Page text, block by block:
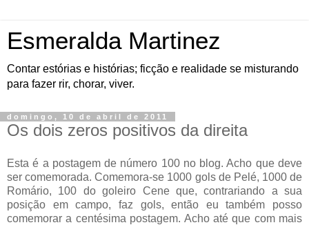
Esmeralda Martinez
Contar estórias e histórias; ficção e realidade se misturando
para fazer rir, chorar, viver.
domingo, 10 de abril de 2011
Os dois zeros positivos da direita
Esta é a postagem de número 100 no blog. Acho que deve
ser comemorada. Comemora-se 1000 gols de Pelé, 1000 de
Romário, 100 do goleiro Cene que, contrariando a sua
posição em campo, faz gols, então eu também posso
comemorar a centésima postagem. Acho até que com mais